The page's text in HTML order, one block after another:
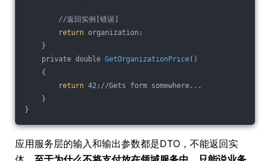
//返回实例[错误]
return organization;
}
private double GetOrganizationPrice()
{
return 42;//Gets form somewhere...
}
}
应用服务层的输入和输出参数都是DTO，不能返回实